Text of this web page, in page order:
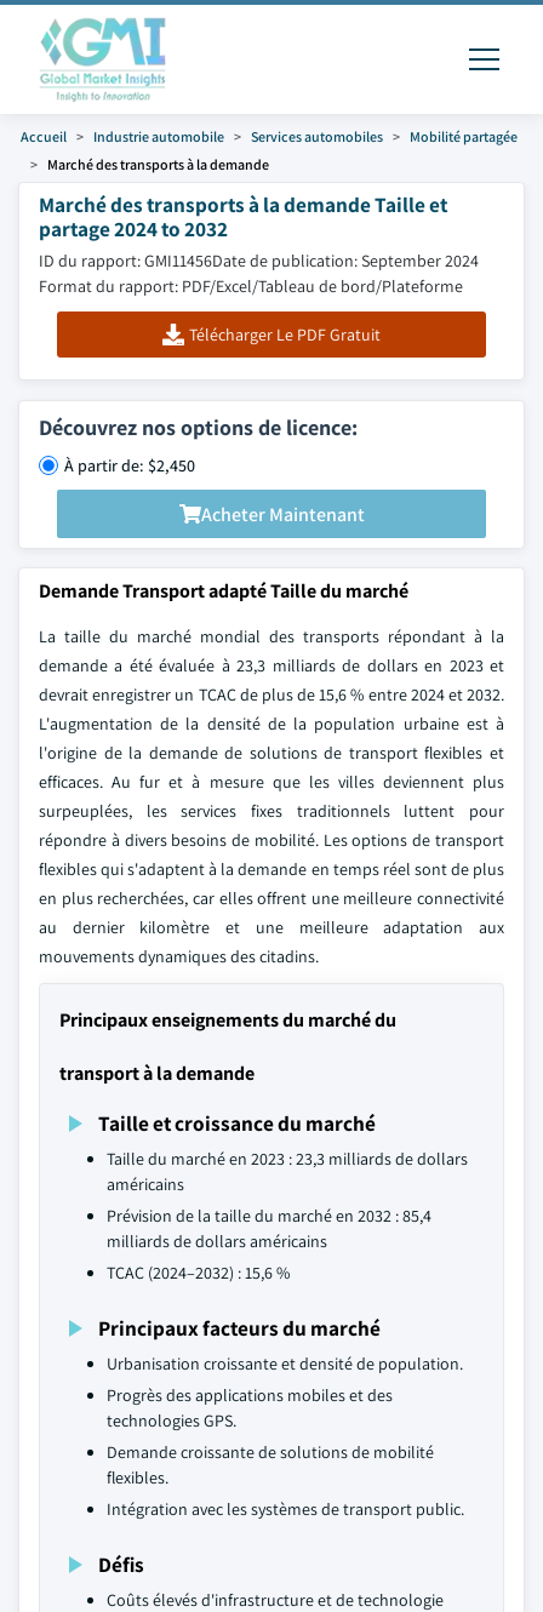
Accueil Industrie automobile Services automobiles
Mobilité partagée
Marché des transports à la demande
Marché des transports à la demande Taille et
partage 2024 to 2032
ID du rapport: GMI11456Date de publication: September 2024
Format du rapport: PDF/Excel/Tableau de bord/Plateforme
Télécharger Le PDF Gratuit
Découvrez nos options de licence:
À partir de: $2,450
Acheter Maintenant
Demande Transport adapté Taille du marché
La taille du marché mondial des transports répondant à la
demande a été évaluée à 23,3 milliards de dollars en 2023 et
devrait enregistrer un TCAC de plus de 15,6 % entre 2024 et 2032.
L'augmentation de la densité de la population urbaine est à
l'origine de la demande de solutions de transport flexibles et
efficaces. Au fur et à mesure que les villes deviennent plus
surpeuplées, les services fixes traditionnels luttent pour
répondre à divers besoins de mobilité. Les options de transport
flexibles qui s'adaptent à la demande en temps réel sont de plus
en plus recherchées, car elles offrent une meilleure connectivité
au dernier kilomètre et une meilleure adaptation aux
mouvements dynamiques des citadins.
Principaux enseignements du marché du
transport à la demande
Taille et croissance du marché
Taille du marché en 2023 : 23,3 milliards de dollars
américains
Prévision de la taille du marché en 2032 : 85,4
milliards de dollars américains
TCAC (2024–2032) : 15,6 %
Principaux facteurs du marché
Urbanisation croissante et densité de population.
Progrès des applications mobiles et des
technologies GPS.
Demande croissante de solutions de mobilité
flexibles.
Intégration avec les systèmes de transport public.
Défis
Coûts élevés d'infrastructure et de technologie